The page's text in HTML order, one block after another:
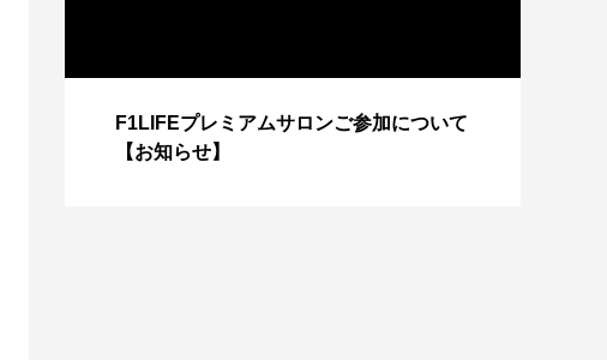
F1LIFEプレミアムサロンご参加について
【お知らせ】